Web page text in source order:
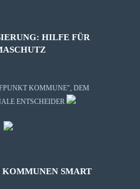
HILFE FÜR
KOMMUNE", DEM
ENTSCHEIDER
SMART